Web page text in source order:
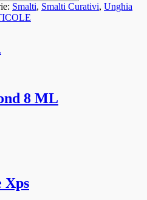
Smalti, Smalti Curativi, Unghia
8 ML
Xps